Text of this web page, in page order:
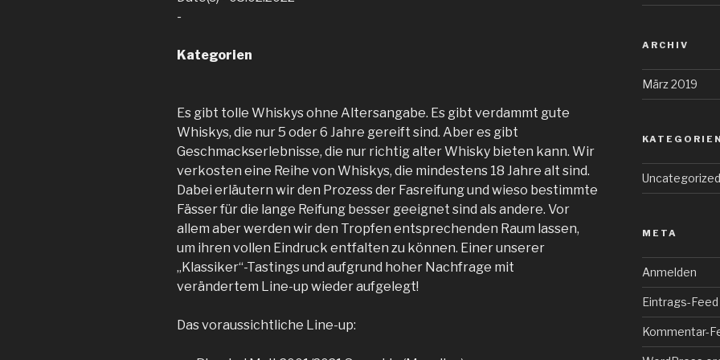
-
Kategorien
Es gibt tolle Whiskys ohne Altersangabe. Es gibt verdammt gute
Whiskys, die nur 5 oder 6 Jahre gereift sind. Aber es gibt
Geschmackserlebnisse, die nur richtig alter Whisky bieten kann. Wir
verkosten eine Reihe von Whiskys, die mindestens 18 Jahre alt sind.
Dabei erläutern wir den Prozess der Fasreifung und wieso bestimmte
Fässer für die lange Reifung besser geeignet sind als andere. Vor
allem aber werden wir den Tropfen entsprechenden Raum lassen,
um ihren vollen Eindruck entfalten zu können. Einer unserer
„Klassiker“-Tastings und aufgrund hoher Nachfrage mit
verändertem Line-up wieder aufgelegt!
Das voraussichtliche Line-up:
ARCHIV
März 2019
KATEGORIEN
Uncategorized
META
Anmelden
Eintrags-Feed
Kommentar-